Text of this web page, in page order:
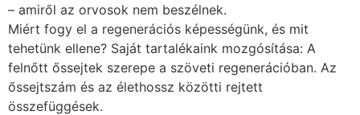
– amiről az orvosok nem beszélnek.
Miért fogy el a regenerációs képességünk, és mit
tehetünk ellene? Saját tartalékaink mozgósítása: A
felnőtt őssejtek szerepe a szöveti regenerációban. Az
őssejtszám és az élethossz közötti rejtett
összefüggések.